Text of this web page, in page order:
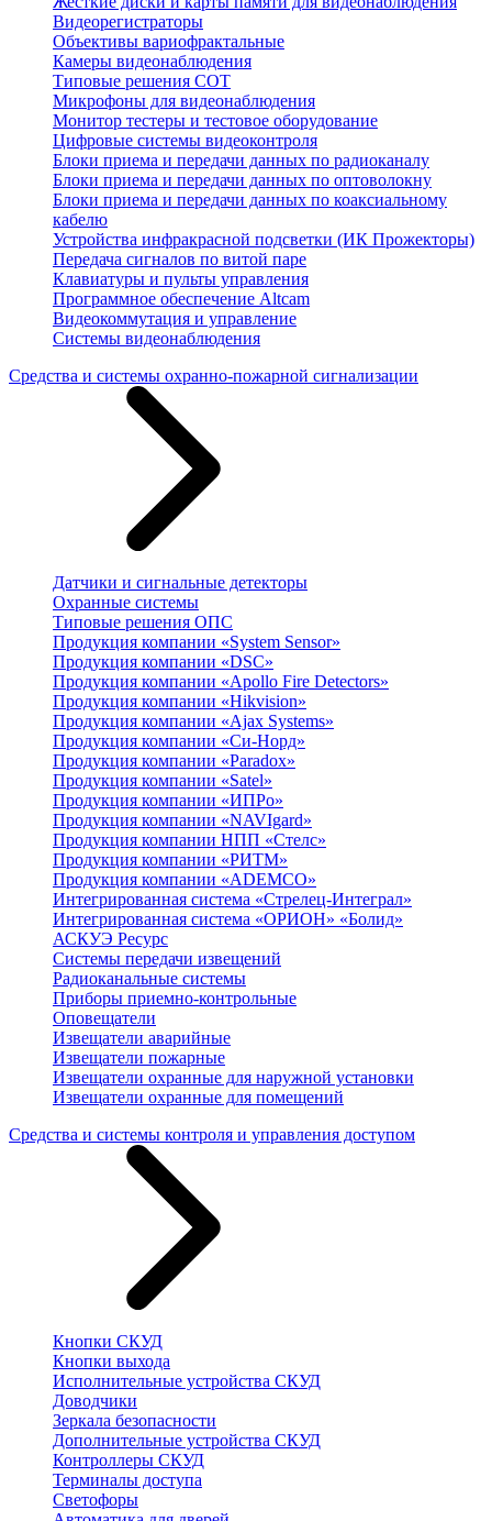
Видеорегистраторы
Объективы вариофрактальные
Камеры видеонаблюдения
Типовые решения СОТ
Микрофоны для видеонаблюдения
Монитор тестеры и тестовое оборудование
Цифровые системы видеоконтроля
Блоки приема и передачи данных по радиоканалу
Блоки приема и передачи данных по оптоволокну
Блоки приема и передачи данных по коаксиальному
кабелю
Устройства инфракрасной подсветки (ИК Прожекторы)
Передача сигналов по витой паре
Клавиатуры и пульты управления
Программное обеспечение Altcam
Видеокоммутация и управление
Системы видеонаблюдения
Средства и системы охранно-пожарной сигнализации
Датчики и сигнальные детекторы
Охранные системы
Типовые решения ОПС
Продукция компании «System Sensor»
Продукция компании «DSC»
Продукция компании «Apollo Fire Detectors»
Продукция компании «Hikvision»
Продукция компании «Ajax Systems»
Продукция компании «Си-Норд»
Продукция компании «Paradox»
Продукция компании «Satel»
Продукция компании «ИПРо»
Продукция компании «NAVIgard»
Продукция компании НПП «Стелс»
Продукция компании «РИТМ»
Продукция компании «ADEMCO»
Интегрированная система «Стрелец-Интеграл»
Интегрированная система «ОРИОН» «Болид»
АСКУЭ Ресурс
Системы передачи извещений
Радиоканальные системы
Приборы приемно-контрольные
Оповещатели
Извещатели аварийные
Извещатели пожарные
Извещатели охранные для наружной установки
Извещатели охранные для помещений
Средства и системы контроля и управления доступом
Кнопки СКУД
Кнопки выхода
Исполнительные устройства СКУД
Доводчики
Зеркала безопасности
Дополнительные устройства СКУД
Контроллеры СКУД
Терминалы доступа
Светофоры